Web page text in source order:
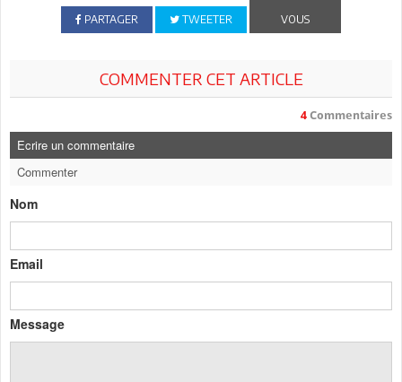
PARTAGER TWEETER
VOUS
COMMENTER CET ARTICLE
4 Commentaires
Ecrire un commentaire
Commenter
Nom
Email
Message